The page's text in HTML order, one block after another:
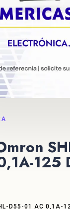
125
D55-01 AC 0,1A-